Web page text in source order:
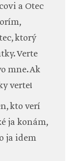
a Otec
ktorý
Verte
mne. Ak
verte!
kto verí
ja konám,
ja idem